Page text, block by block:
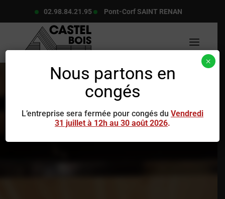
02.98.84.21.95 Pont-Corf SAINT RENAN
Nous partons en
congés
L’entreprise sera fermée pour congés du Vendredi
31 juillet à 12h au 30 août 2026.
×